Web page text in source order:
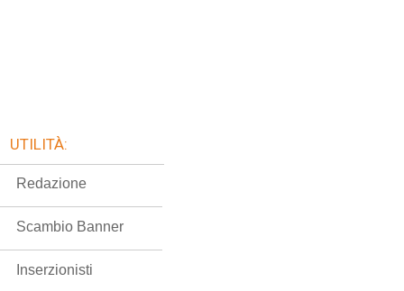
UTILITÀ:
Redazione
Scambio Banner
Inserzionisti